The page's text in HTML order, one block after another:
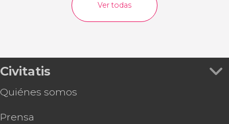
Ver todas
Civitatis
Quiénes somos
Prensa